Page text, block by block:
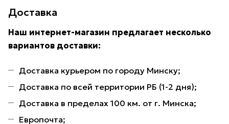
Доставка
Наш интернет-магазин предлагает несколько
вариантов доставки:
Доставка курьером по городу Минску;
Доставка по всей территории РБ (1-2 дня);
Доставка в пределах 100 км. от г. Минска;
Европочта;